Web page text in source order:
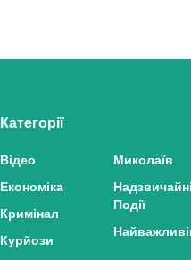
Категорії
Відео
Економіка
Кримінал
Курйози
Миколаїв
Надзвичайні
Події